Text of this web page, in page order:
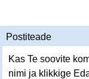
Postiteade
Kas Te soovite
nimi ja klikkige